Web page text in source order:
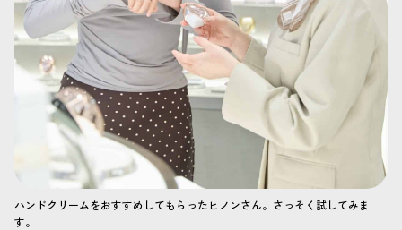
ハンドクリームをおすすめしてもらったヒノンさん。さっそく試してみま
す。